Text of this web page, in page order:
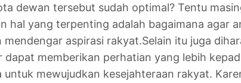
dewan tersebut sudah optimal? Tentu
hal yang terpenting adalah bagaimana agar
mendengar aspirasi rakyat.Selain itu juga
dapat memberikan perhatian yang lebih
mewujudkan kesejahteraan rakyat.